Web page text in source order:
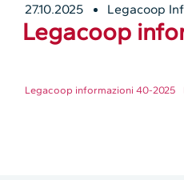
27.10.2025 Legacoop
Legacoop
Legacoop informazioni 40-2025